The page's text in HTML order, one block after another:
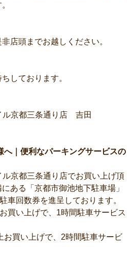
店頭までお越しください。
しております。
ル京都三条通り店 吉田
へ｜便利なパーキングサービスの
京都三条通り店でお買い上げ頂
ある「京都市御池地下駐車場」
車回数券を進呈しております。
買い上げで、1時間駐車サービス
お買い上げで、2時間駐車サービ